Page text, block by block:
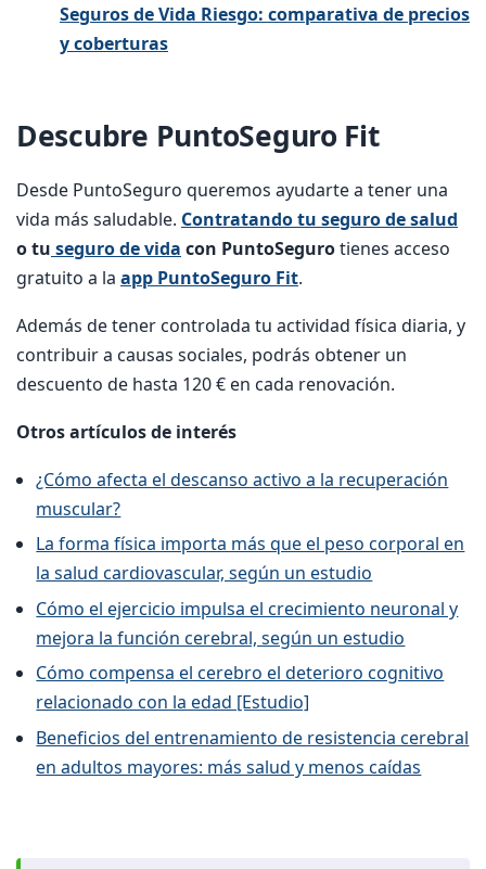
Seguros de Vida Riesgo: comparativa de precios
y coberturas
Descubre PuntoSeguro Fit
Desde PuntoSeguro queremos ayudarte a tener una
vida más saludable. Contratando tu seguro de salud
o tu seguro de vida con PuntoSegurotienes acceso
gratuito a la app PuntoSeguro Fit.
Además de tener controlada tu actividad física diaria, y
contribuir a causas sociales, podrás obtener un
descuento de hasta 120 € en cada renovación.
Otros artículos de interés
¿Cómo afecta el descanso activo a la recuperación
muscular?
La forma física importa más que el peso corporal en
la salud cardiovascular, según un estudio
Cómo el ejercicio impulsa el crecimiento neuronal y
mejora la función cerebral, según un estudio
Cómo compensa el cerebro el deterioro cognitivo
relacionado con la edad [Estudio]
Beneficios del entrenamiento de resistencia cerebral
en adultos mayores: más salud y menos caídas